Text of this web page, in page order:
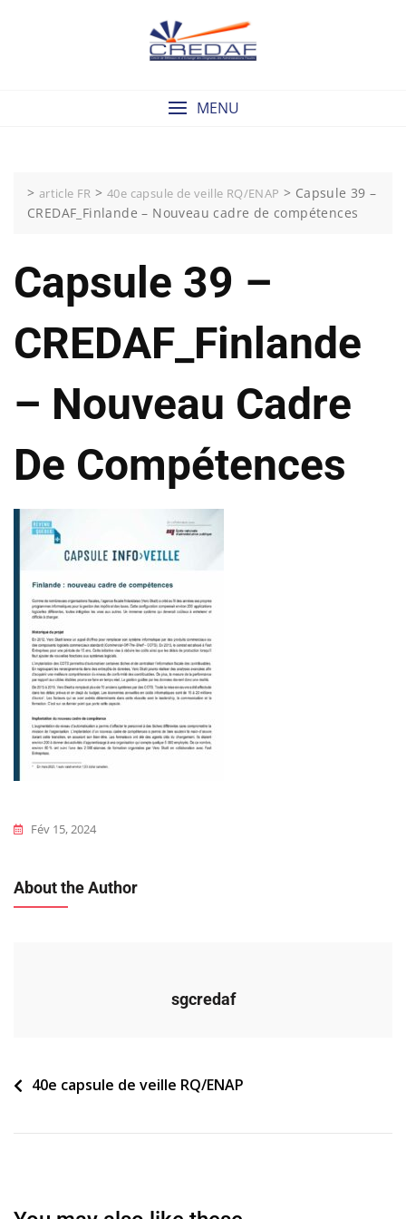
MENU
> article FR >40e capsule de veille RQ/ENAP > Capsule 39 –
CREDAF_Finlande – Nouveau cadre de compétences
Capsule 39 –
CREDAF_Finlande
– Nouveau Cadre
De Compétences
Fév 15, 2024
About the Author
sgcredaf
Navigation
l’article
40e capsule de veille RQ/ENAP